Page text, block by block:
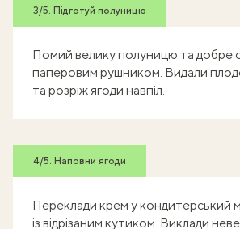
3/5. Підготуй полуницю
Помий велику полуницю та добре
паперовим рушником. Видали
та розріж ягоди навпіл.
4/5. Наповни ягоди
Переклади крем у кондитерський
із відрізаним кутиком. Виклади